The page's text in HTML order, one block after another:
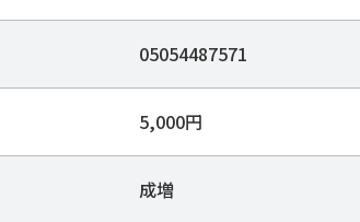
05054487571
5,000円
成増